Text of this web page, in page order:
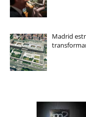
Madrid